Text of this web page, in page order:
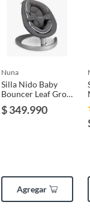
nuna
Silla Nido Baby
Bouncer Leaf Grow
Granite Nuna
$ 349.990
Agregar